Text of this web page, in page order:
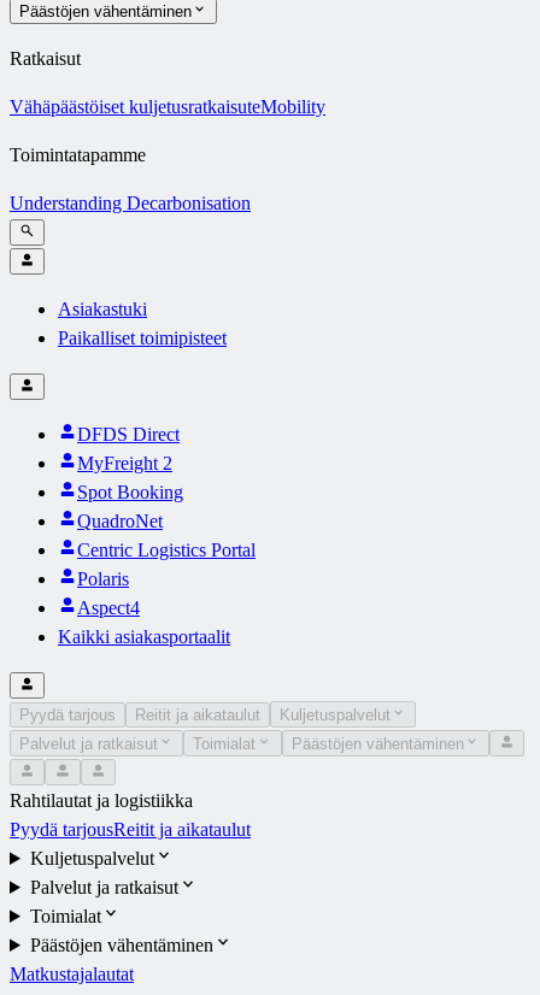
Päästöjen vähentäminen
Ratkaisut
Vähäpäästöiset kuljetusratkaisuteMobility
Toimintatapamme
Understanding Decarbonisation
Asiakastuki
Paikalliset toimipisteet
DFDS Direct
MyFreight 2
Spot Booking
QuadroNet
Centric Logistics Portal
Polaris
Aspect4
Kaikki asiakasportaalit
Pyydä tarjous Reitit ja aikataulut
Kuljetuspalvelut
Palvelut ja ratkaisut
Toimialat Päästöjen vähentäminen
Rahtilautat ja logistiikka
Pyydä tarjousReitit ja aikataulut
Kuljetuspalvelut
Palvelut ja ratkaisut
Toimialat
Päästöjen vähentäminen
Matkustajalautat